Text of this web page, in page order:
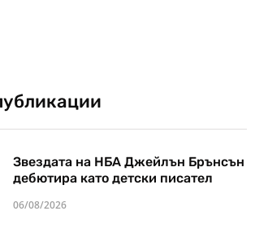
Звездата на НБА Джейлън Брънсън
дебютира като детски писател
06/08/2026